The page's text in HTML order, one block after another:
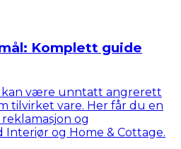
Komplett guide
kan være unntatt angrerett
tilvirket vare. Her får du en
og
Interiør og Home & Cottage.